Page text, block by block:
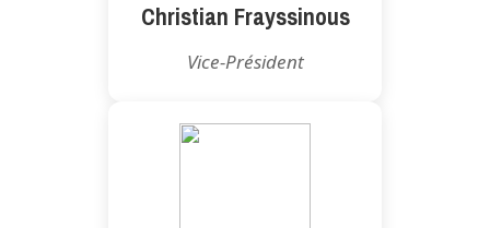
Christian Frayssinous
Vice-Président